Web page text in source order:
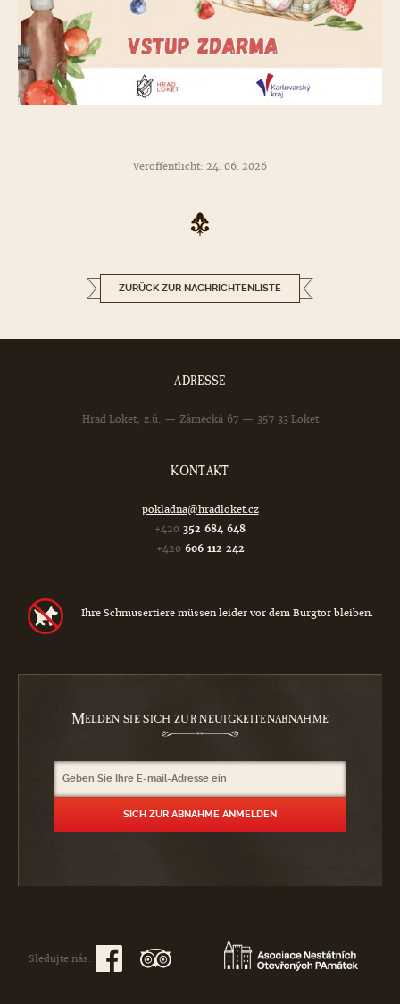
Veröffentlicht: 24. 06. 2026
ZURÜCK ZUR NACHRICHTENLISTE
ADRESSE
Hrad Loket, z.ú. — Zámecká 67 — 357 33 Loket
KONTAKT
pokladna@hradloket.cz
+420 352 684 648
+420 606 112 242
Ihre Schmusertiere müssen leider vor dem Burgtor bleiben.
MELDEN SIE SICH ZUR NEUIGKEITENABNAHME
Sledujte nás: